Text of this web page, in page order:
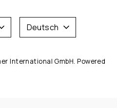
International GmbH. Powered
Sprache
Deutsch